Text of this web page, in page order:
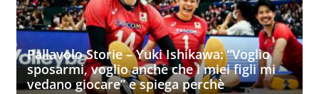
Pallavolo Storie – Yuki Ishikawa: “Voglio
sposarmi, voglio anche che i miei figli mi
vedano giocare” e spiega perchè